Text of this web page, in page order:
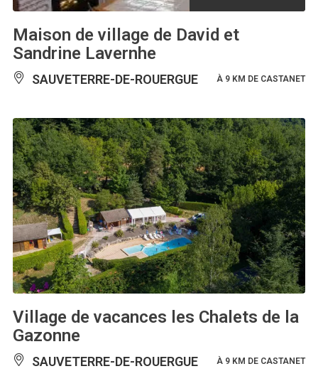
Maison de village de David et
Sandrine Lavernhe
SAUVETERRE-DE-ROUERGUE À 9 KM DE CASTANET
Village de vacances les Chalets de la
Gazonne
SAUVETERRE-DE-ROUERGUE À 9 KM DE CASTANET